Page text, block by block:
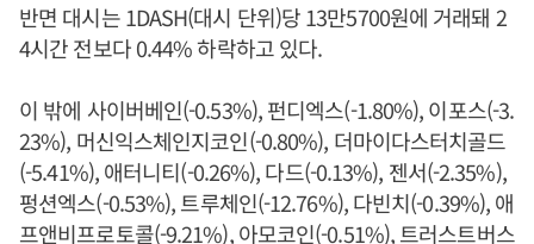
반면 대시는 1DASH(대시 단위)당 13만5700원에 거래돼 2
4시간 전보다 0.44% 하락하고 있다.
이 밖에 사이버베인(-0.53%), 펀디엑스(-1.80%), 이포스(-3.
23%), 머신익스체인지코인(-0.80%), 더마이다스터치골드
(-5.41%), 애터니티(-0.26%), 다드(-0.13%), 젠서(-2.35%),
펑션엑스(-0.53%), 트루체인(-12.76%), 다빈치(-0.39%), 애
프앤비프로토콜(-9.21%), 아모코인(-0.51%), 트러스트버스